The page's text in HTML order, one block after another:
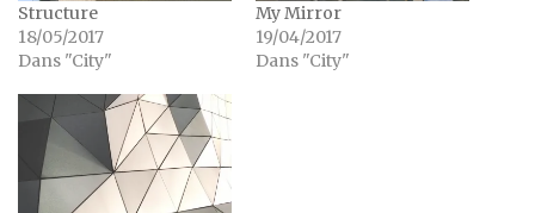
Structure
18/05/2017
Dans "City"
My Mirror
19/04/2017
Dans "City"